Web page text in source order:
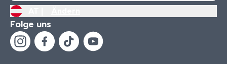
Folge uns